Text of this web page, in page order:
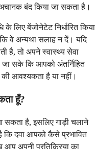
बंद किया जा सकता है।
लिए बेंजोनेटेट निर्धारित किया
कि वे अन्यथा सलाह न दें। यदि
है, तो अपने स्वास्थ्य सेवा
जा सके कि आपको अंतर्निहित
की आवश्यकता है या नहीं।
हूँ?
है, इसलिए गाड़ी चलाने
कि दवा आपको कैसे प्रभावित
अपनी प्रतिक्रिया का